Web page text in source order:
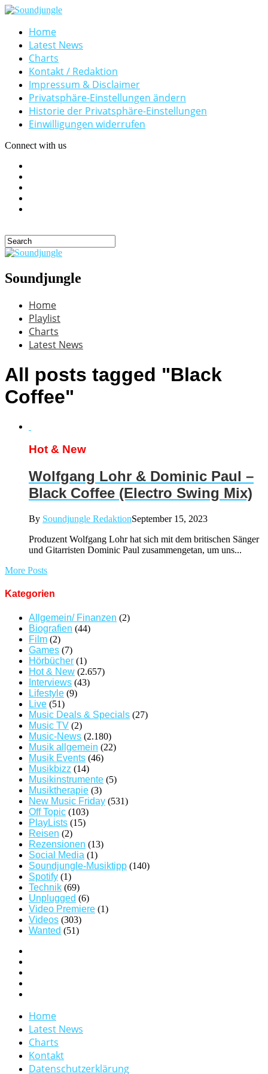
Home
Latest News
Charts
Kontakt / Redaktion
Impressum & Disclaimer
Privatsphäre-Einstellungen ändern
Historie der Privatsphäre-Einstellungen
Einwilligungen widerrufen
Connect with us
Soundjungle
Home
Playlist
Charts
Latest News
All posts tagged "Black
Coffee"
Hot & New
Wolfgang Lohr & Dominic Paul –
Black Coffee (Electro Swing Mix)
By Soundjungle RedaktionSeptember 15, 2023
Produzent Wolfgang Lohr hat sich mit dem britischen Sänger
und Gitarristen Dominic Paul zusammengetan, um uns...
More Posts
Kategorien
Allgemein/ Finanzen (2)
Biografien (44)
Film (2)
Games (7)
Hörbücher (1)
Hot & New (2.657)
Interviews (43)
Lifestyle (9)
Live (51)
Music Deals & Specials (27)
Music TV (2)
Music-News (2.180)
Musik allgemein (22)
Musik Events (46)
Musikbizz (14)
Musikinstrumente (5)
Musiktherapie (3)
New Music Friday (531)
Off Topic (103)
PlayLists (15)
Reisen (2)
Rezensionen (13)
Social Media (1)
Soundjungle-Musiktipp (140)
Spotify (1)
Technik (69)
Unplugged (6)
Video Premiere (1)
Videos (303)
Wanted (51)
Home
Latest News
Charts
Kontakt
Datenschutzerklärung